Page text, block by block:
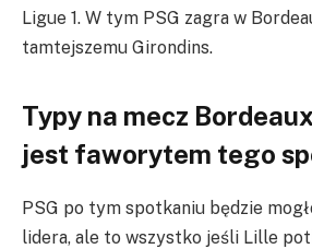
Ligue 1. W tym PSG zagra w
tamtejszemu Girondins.
Typy na mecz
jest faworytem tego
PSG po tym spotkaniu będzie
lidera, ale to wszystko jeśli Lille